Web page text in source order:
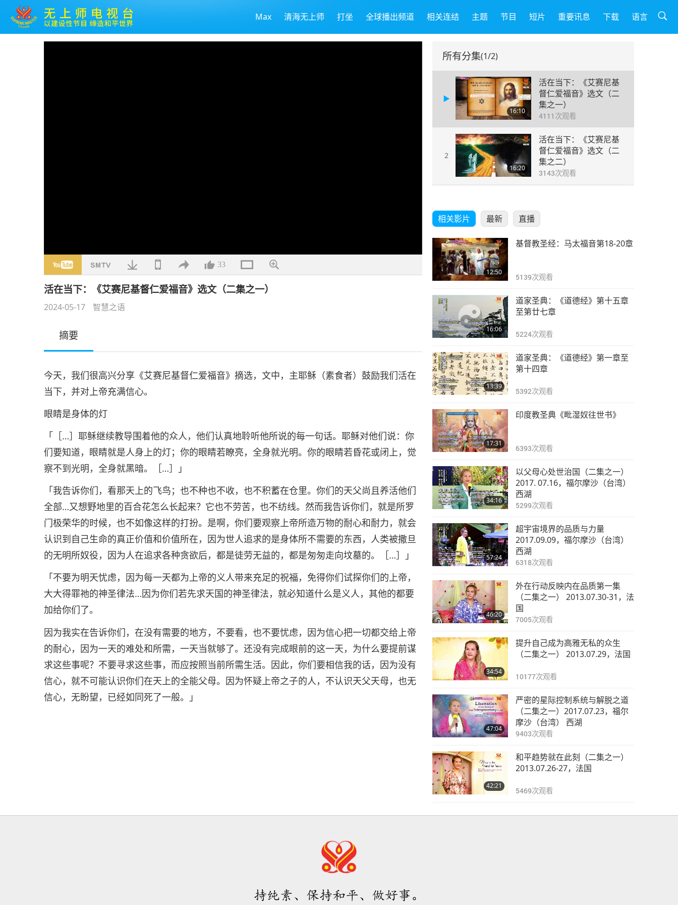
Max 清海无上师 打坐 全球播出频道 相关连结 主题 节目 短片 重要讯息 下载 语言
33
活在当下：《艾赛尼基督仁爱福音》选文（二集之一）
2024-05-17 智慧之语
摘要
今天，我们很高兴分享《艾赛尼基督仁爱福音》摘选，文中，主耶稣（素食者）鼓励我们活在
当下，并对上帝充满信心。
眼睛是身体的灯
「［…］耶稣继续教导围着他的众人，他们认真地聆听他所说的每一句话。耶稣对他们说：你
们要知道，眼睛就是人身上的灯；你的眼睛若瞭亮，全身就光明。你的眼睛若昏花或闭上，觉
察不到光明，全身就黑暗。［…］」
「我告诉你们，看那天上的飞鸟；也不种也不收，也不积蓄在仓里。你们的天父尚且养活他们
全部…又想野地里的百合花怎么长起来？它也不劳苦，也不纺线。然而我告诉你们，就是所罗
门极荣华的时候，也不如像这样的打扮。是啊，你们要观察上帝所造万物的耐心和耐力，就会
认识到自己生命的真正价值和价值所在，因为世人追求的是身体所不需要的东西，人类被撒旦
的无明所奴役，因为人在追求各种贪欲后，都是徒劳无益的，都是匆匆走向坟墓的。［…］」
「不要为明天忧虑，因为每一天都为上帝的义人带来充足的祝福，免得你们试探你们的上帝，
大大得罪祂的神圣律法…因为你们若先求天国的神圣律法，就必知道什么是义人，其他的都要
加给你们了。
因为我实在告诉你们，在没有需要的地方，不要看，也不要忧虑，因为信心把一切都交给上帝
的耐心，因为一天的难处和所需，一天当就够了。还没有完成眼前的这一天，为什么要提前谋
求这些事呢？不要寻求这些事，而应按照当前所需生活。因此，你们要相信我的话，因为没有
信心，就不可能认识你们在天上的全能父母。因为怀疑上帝之子的人，不认识天父天母，也无
信心，无盼望，已经如同死了一般。」
所有分集(1/2)
16:10
活在当下：《艾赛尼基
督仁爱福音》选文（二
集之一）
4111 次观看
2
16:20
活在当下：《艾赛尼基
督仁爱福音》选文（二
集之二）
3143次观看
相关影片 最新 直播
12:50
基督教圣经：马太福音第18-20章
5139次观看
16:06
道家圣典：《道德经》第十五章
至第廿七章
5224次观看
13:39
道家圣典：《道德经》第一章至
第十四章
5392次观看
17:31
印度教圣典《毗湿奴往世书》
6393次观看
34:16
以父母心处世治国（二集之一）
2017. 07.16，福尔摩沙（台湾）
西湖
5299次观看
57:24
超宇宙境界的品质与力量
2017.09.09，福尔摩沙（台湾）
西湖
6318次观看
46:20
外在行动反映内在品质第一集
（二集之一） 2013.07.30-31，法
国
7005次观看
34:54
提升自己成为高雅无私的众生
（二集之一） 2013.07.29，法国
10177次观看
47:04
严密的星际控制系统与解脱之道
（二集之一）2017.07.23，福尔
摩沙（台湾） 西湖
9403次观看
42:21
和平趋势就在此刻（二集之一）
2013.07.26-27，法国
5469次观看
持纯素、保持和平、做好事。